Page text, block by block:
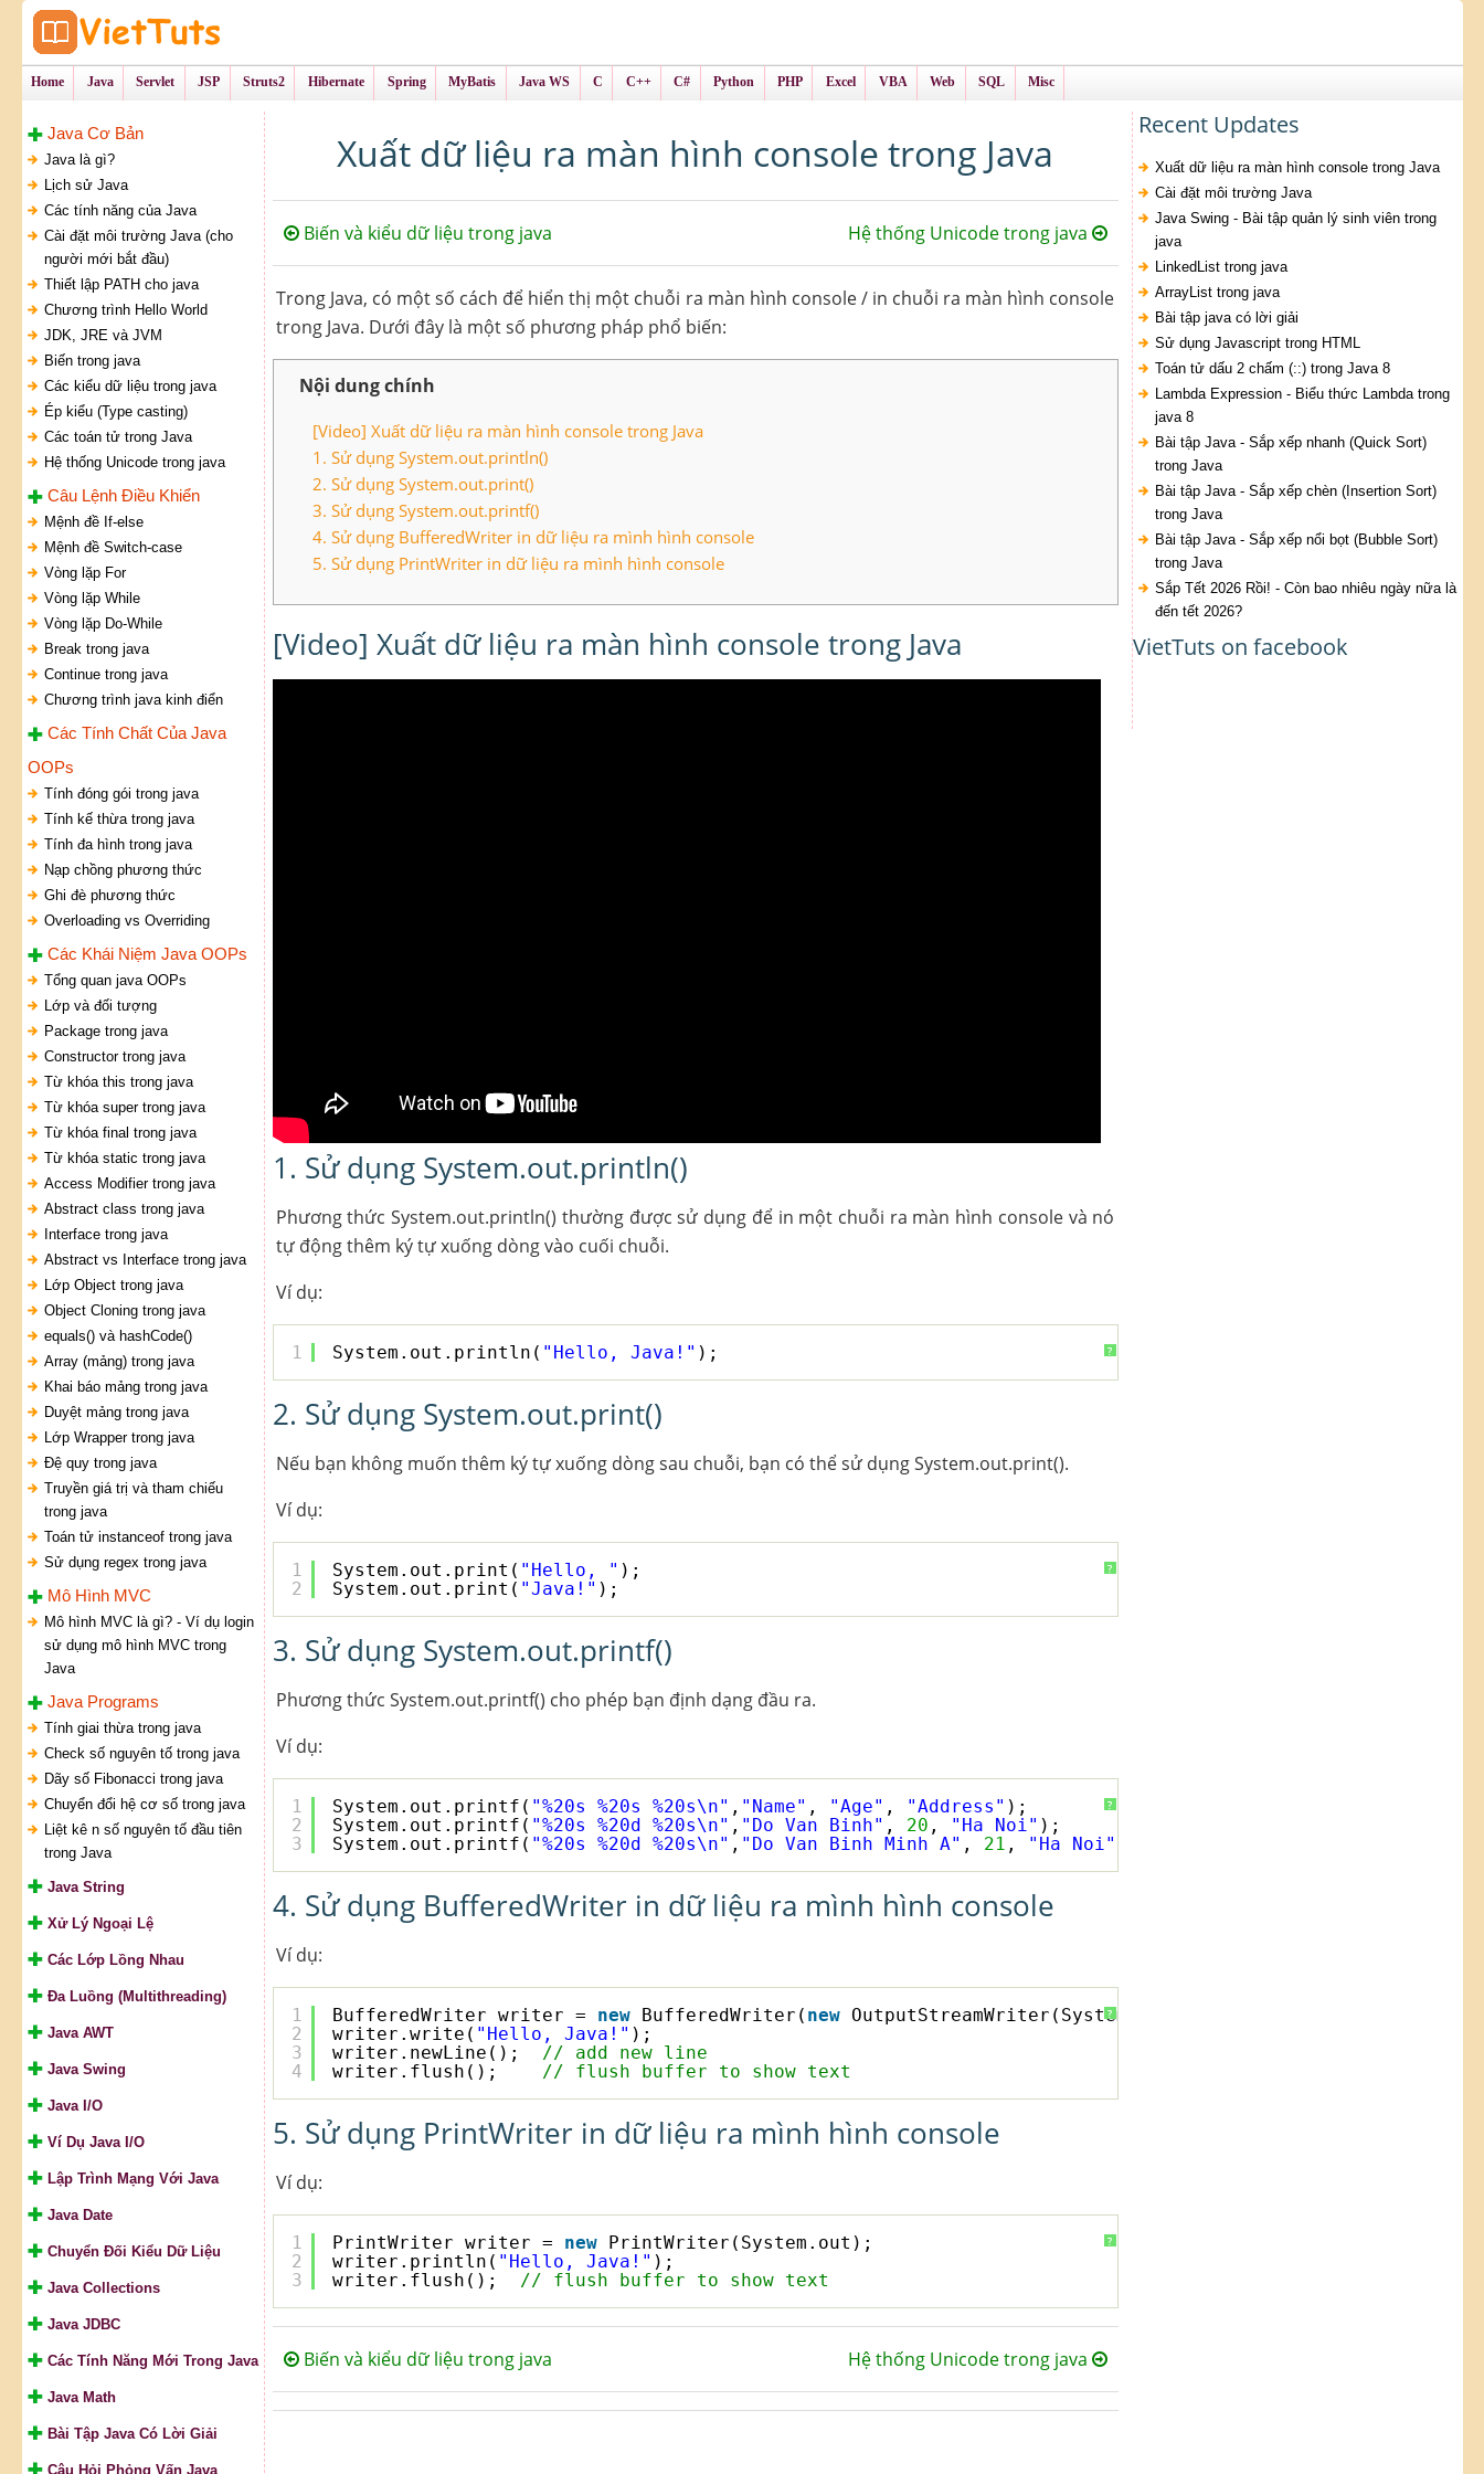
Home Java Servlet JSP Struts2 Hibernate Spring MyBatis Java WS C C++ C# Python PHP Excel VBA Web SQL Misc
Java Cơ Bản
Java là gì?
Lịch sử Java
Các tính năng của Java
Cài đặt môi trường Java (cho
người mới bắt đầu)
Thiết lập PATH cho java
Chương trình Hello World
JDK, JRE và JVM
Biến trong java
Các kiểu dữ liệu trong java
Ép kiểu (Type casting)
Các toán tử trong Java
Hệ thống Unicode trong java
Câu Lệnh Điều Khiển
Mệnh đề If-else
Mệnh đề Switch-case
Vòng lặp For
Vòng lặp While
Vòng lặp Do-While
Break trong java
Continue trong java
Chương trình java kinh điển
Các Tính Chất Của Java
OOPs
Tính đóng gói trong java
Tính kế thừa trong java
Tính đa hình trong java
Nạp chồng phương thức
Ghi đè phương thức
Overloading vs Overriding
Các Khái Niệm Java OOPs
Tổng quan java OOPs
Lớp và đối tượng
Package trong java
Constructor trong java
Từ khóa this trong java
Từ khóa super trong java
Từ khóa final trong java
Từ khóa static trong java
Access Modifier trong java
Abstract class trong java
Interface trong java
Abstract vs Interface trong java
Lớp Object trong java
Object Cloning trong java
equals() và hashCode()
Array (mảng) trong java
Khai báo mảng trong java
Duyệt mảng trong java
Lớp Wrapper trong java
Đệ quy trong java
Truyền giá trị và tham chiếu
trong java
Toán tử instanceof trong java
Sử dụng regex trong java
Mô Hình MVC
Mô hình MVC là gì? - Ví dụ login
sử dụng mô hình MVC trong
Java
Java Programs
Tính giai thừa trong java
Check số nguyên tố trong java
Dãy số Fibonacci trong java
Chuyển đổi hệ cơ số trong java
Liệt kê n số nguyên tố đầu tiên
trong Java
Java String
Xử Lý Ngoại Lệ
Các Lớp Lồng Nhau
Đa Luồng (Multithreading)
Java AWT
Java Swing
Java I/O
Ví Dụ Java I/O
Lập Trình Mạng Với Java
Java Date
Chuyển Đối Kiểu Dữ Liệu
Java Collections
Java JDBC
Các Tính Năng Mới Trong Java
Java Math
Bài Tập Java Có Lời Giải
Câu Hỏi Phỏng Vấn Java
Xuất dữ liệu ra màn hình console trong Java
Biến và kiểu dữ liệu trong java Hệ thống Unicode trong java
Trong Java, có một số cách để hiển thị một chuỗi ra màn hình console / in chuỗi ra màn hình console
trong Java. Dưới đây là một số phương pháp phổ biến:
Nội dung chính
[Video] Xuất dữ liệu ra màn hình console trong Java
1. Sử dụng System.out.println()
2. Sử dụng System.out.print()
3. Sử dụng System.out.printf()
4. Sử dụng BufferedWriter in dữ liệu ra mình hình console
5. Sử dụng PrintWriter in dữ liệu ra mình hình console
[Video] Xuất dữ liệu ra màn hình console trong Java
1. Sử dụng System.out.println()
Phương thức System.out.println() thường được sử dụng để in một chuỗi ra màn hình console và nó
tự động thêm ký tự xuống dòng vào cuối chuỗi.
Ví dụ:
?
1 System.out.println( "Hello, Java!" );
2. Sử dụng System.out.print()
Nếu bạn không muốn thêm ký tự xuống dòng sau chuỗi, bạn có thể sử dụng System.out.print().
Ví dụ:
?
1
2
System.out.print( "Hello, " );
System.out.print( "Java!" );
3. Sử dụng System.out.printf()
Phương thức System.out.printf() cho phép bạn định dạng đầu ra.
Ví dụ:
?
1
2
3
System.out.printf( "%20s %20s %20s\n" , "Name" , "Age" , "Address" );
System.out.printf( "%20s %20d %20s\n" , "Do Van Binh" , 20 , "Ha Noi" );
System.out.printf( "%20s %20d %20s\n" , "Do Van Binh Minh A" , 21 , "Ha Noi"
4. Sử dụng BufferedWriter in dữ liệu ra mình hình console
Ví dụ:
?
1
2
3
4
BufferedWriter writer = new BufferedWriter( new
OutputStreamWriter(System.out));
writer.write( "Hello, Java!" );
writer.newLine();
// add new line
writer.flush();
// flush buffer to show text
5. Sử dụng PrintWriter in dữ liệu ra mình hình console
Ví dụ:
?
1
2
3
PrintWriter writer = new
PrintWriter(System.out);
writer.println( "Hello, Java!" );
writer.flush();
// flush buffer to show text
Biến và kiểu dữ liệu trong java Hệ thống Unicode trong java
Recent Updates
Xuất dữ liệu ra màn hình console trong Java
Cài đặt môi trường Java
Java Swing - Bài tập quản lý sinh viên trong
java
LinkedList trong java
ArrayList trong java
Bài tập java có lời giải
Sử dụng Javascript trong HTML
Toán tử dấu 2 chấm (::) trong Java 8
Lambda Expression - Biểu thức Lambda trong
java 8
Bài tập Java - Sắp xếp nhanh (Quick Sort)
trong Java
Bài tập Java - Sắp xếp chèn (Insertion Sort)
trong Java
Bài tập Java - Sắp xếp nổi bọt (Bubble Sort)
trong Java
Sắp Tết 2026 Rồi! - Còn bao nhiêu ngày nữa là
đến tết 2026?
VietTuts on facebook